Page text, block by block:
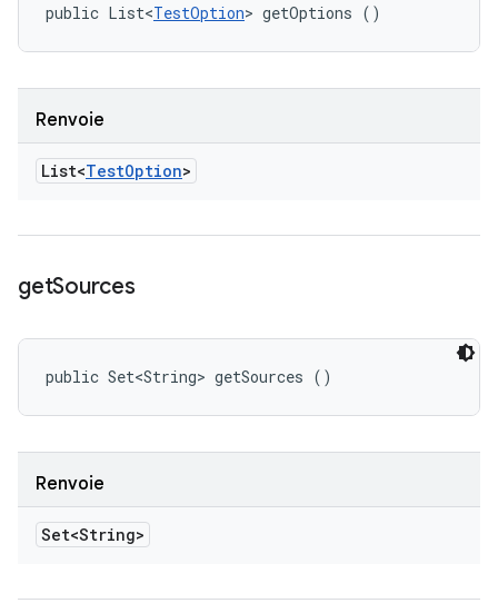
public List<TestOption> getOptions ()
Renvoie
List<TestOption>
getSources
public Set<String> getSources ()
Renvoie
Set<String>